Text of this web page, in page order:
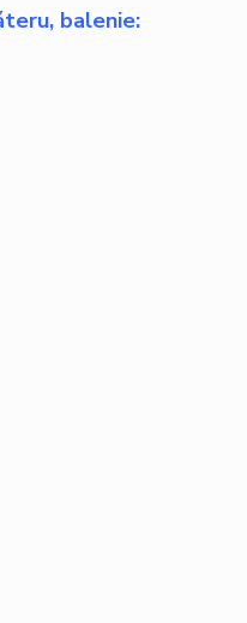
balenie: